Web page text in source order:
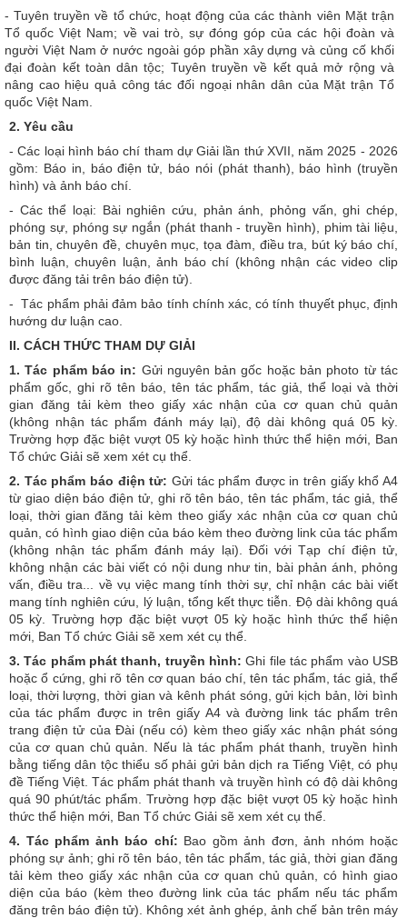
- Tuyên truyền về tổ chức, hoạt động của các thành viên Mặt trận
Tổ quốc Việt Nam; về vai trò, sự đóng góp của các hội đoàn và
người Việt Nam ở nước ngoài góp phần xây dựng và củng cố khối
đại đoàn kết toàn dân tộc; Tuyên truyền về kết quả mở rộng và
nâng cao hiệu quả công tác đối ngoại nhân dân của Mặt trận Tổ
quốc Việt Nam.
2. Yêu cầu
- Các loại hình báo chí tham dự Giải lần thứ XVII, năm 2025 - 2026
gồm: Báo in, báo điện tử, báo nói (phát thanh), báo hình (truyền
hình) và ảnh báo chí.
- Các thể loại: Bài nghiên cứu, phản ánh, phỏng vấn, ghi chép,
phóng sự, phóng sự ngắn (phát thanh - truyền hình), phim tài liệu,
bản tin, chuyên đề, chuyên mục, tọa đàm, điều tra, bút ký báo chí,
bình luận, chuyên luận, ảnh báo chí (không nhận các video clip
được đăng tải trên báo điện tử).
- Tác phẩm phải đảm bảo tính chính xác, có tính thuyết phục, định
hướng dư luận cao.
II. CÁCH THỨC THAM DỰ GIẢI
1. Tác phẩm báo in: Gửi nguyên bản gốc hoặc bản photo từ tác
phẩm gốc, ghi rõ tên báo, tên tác phẩm, tác giả, thể loại và thời
gian đăng tải kèm theo giấy xác nhận của cơ quan chủ quản
(không nhận tác phẩm đánh máy lại), độ dài không quá 05 kỳ.
Trường hợp đặc biệt vượt 05 kỳ hoặc hình thức thể hiện mới, Ban
Tổ chức Giải sẽ xem xét cụ thể.
2. Tác phẩm báo điện tử: Gửi tác phẩm được in trên giấy khổ A4
từ giao diện báo điện tử, ghi rõ tên báo, tên tác phẩm, tác giả, thể
loại, thời gian đăng tải kèm theo giấy xác nhận của cơ quan chủ
quản, có hình giao diện của báo kèm theo đường link của tác phẩm
(không nhận tác phẩm đánh máy lại). Đối với Tạp chí điện tử,
không nhận các bài viết có nội dung như tin, bài phản ánh, phỏng
vấn, điều tra... về vụ việc mang tính thời sự, chỉ nhận các bài viết
mang tính nghiên cứu, lý luận, tổng kết thực tiễn. Độ dài không quá
05 kỳ. Trường hợp đặc biệt vượt 05 kỳ hoặc hình thức thể hiện
mới, Ban Tổ chức Giải sẽ xem xét cụ thể.
3. Tác phẩm phát thanh, truyền hình: Ghi file tác phẩm vào USB
hoặc ổ cứng, ghi rõ tên cơ quan báo chí, tên tác phẩm, tác giả, thể
loại, thời lượng, thời gian và kênh phát sóng, gửi kịch bản, lời bình
của tác phẩm được in trên giấy A4 và đường link tác phẩm trên
trang điện tử của Đài (nếu có) kèm theo giấy xác nhận phát sóng
của cơ quan chủ quản. Nếu là tác phẩm phát thanh, truyền hình
bằng tiếng dân tộc thiểu số phải gửi bản dịch ra Tiếng Việt, có phụ
đề Tiếng Việt. Tác phẩm phát thanh và truyền hình có độ dài không
quá 90 phút/tác phẩm. Trường hợp đặc biệt vượt 05 kỳ hoặc hình
thức thể hiện mới, Ban Tổ chức Giải sẽ xem xét cụ thể.
4. Tác phẩm ảnh báo chí: Bao gồm ảnh đơn, ảnh nhóm hoặc
phóng sự ảnh; ghi rõ tên báo, tên tác phẩm, tác giả, thời gian đăng
tải kèm theo giấy xác nhận của cơ quan chủ quản, có hình giao
diện của báo (kèm theo đường link của tác phẩm nếu tác phẩm
đăng trên báo điện tử). Không xét ảnh ghép, ảnh chế bản trên máy